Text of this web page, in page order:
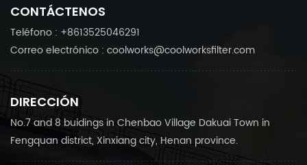
CONTÁCTENOS
Teléfono : +8613525046291
Correo electrónico : coolworks@coolworksfilter.com
DIRECCIÓN
No.7 and 8 buidings in Chenbao Village Dakuai Town in
Fengquan district, Xinxiang city, Henan province.